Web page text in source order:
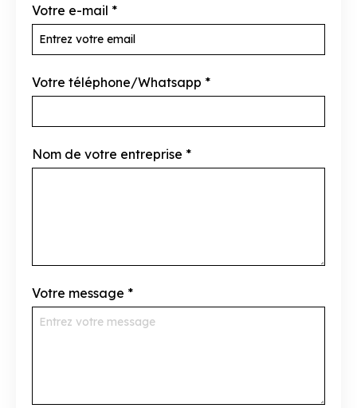
Votre e-mail *
Votre téléphone/Whatsapp *
Nom de votre entreprise *
Votre message *